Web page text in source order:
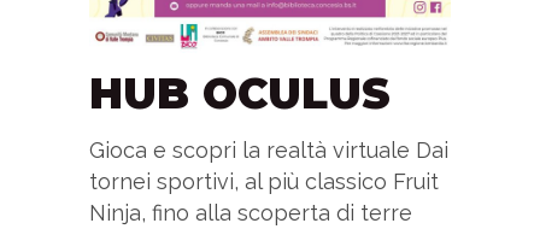
HUB OCULUS
Gioca e scopri la realtà virtuale Dai
tornei sportivi, al più classico Fruit
Ninja, fino alla scoperta di terre